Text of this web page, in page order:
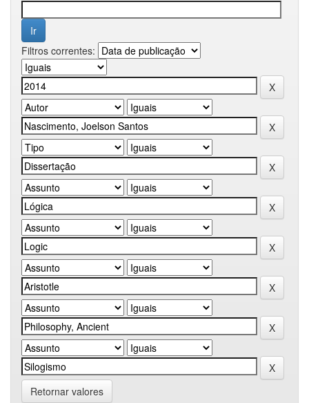
Filtros correntes:
Retornar valores